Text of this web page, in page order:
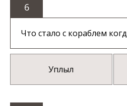
6
Что стало с кораблем
Уплыл